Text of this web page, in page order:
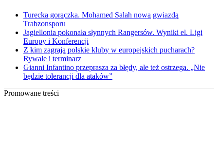
Turecka gorączka. Mohamed Salah nową gwiazdą
Trabzonsporu
Jagiellonia pokonała słynnych Rangersów. Wyniki el. Ligi
Europy i Konferencji
Z kim zagrają polskie kluby w europejskich pucharach?
Rywale i terminarz
Gianni Infantino przeprasza za błędy, ale też ostrzega. „Nie
będzie tolerancji dla ataków”
Promowane treści